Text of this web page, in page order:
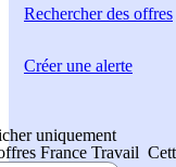
Rechercherdes offres
uniquement
France Travail
Créer une alerte